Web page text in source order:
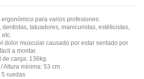
para varios profesiones:
tatuadores, manicuristas, estéticistas,
etc.
dolor muscular causado por estar sentado por
a montar.
de carga: 136kg.
Altura mínima: 53 cm
5 ruedas